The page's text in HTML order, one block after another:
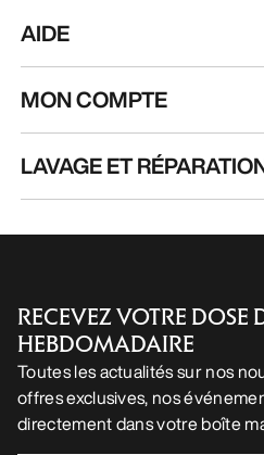
AIDE
MON COMPTE
LAVAGE ET
RECEVEZ VOTRE DOSE
HEBDOMADAIRE
Toutes les actualités sur nos
offres exclusives, nos
directement dans votre boîte